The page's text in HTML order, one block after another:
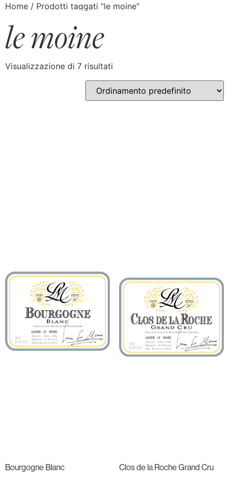
Home / Prodotti taggati “le moine”
le moine
Visualizzazione di 7 risultati
Bourgogne Blanc Clos de la Roche Grand Cru